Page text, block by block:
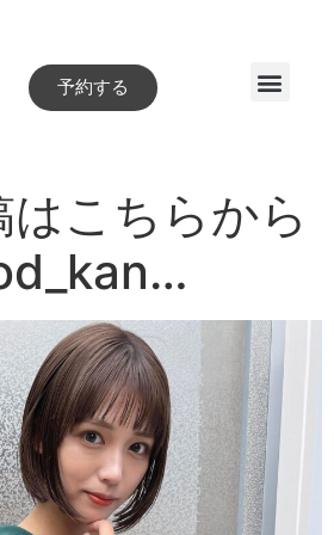
予約する
こちらから